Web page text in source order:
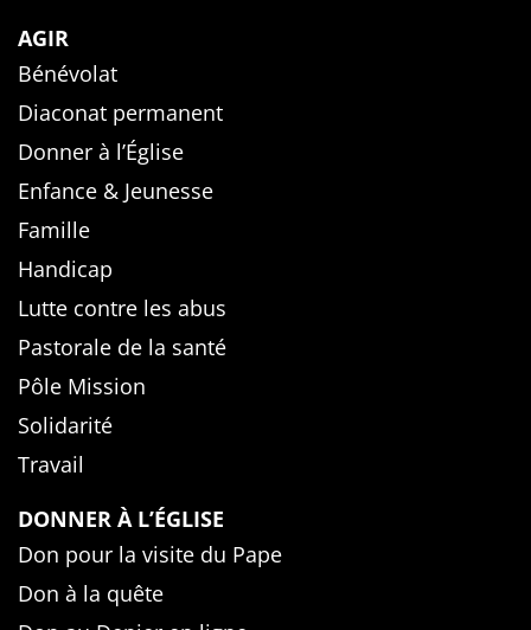
AGIR
Bénévolat
Diaconat permanent
Donner à l’Église
Enfance & Jeunesse
Famille
Handicap
Lutte contre les abus
Pastorale de la santé
Pôle Mission
Solidarité
Travail
DONNER À L’ÉGLISE
Don pour la visite du Pape
Don à la quête